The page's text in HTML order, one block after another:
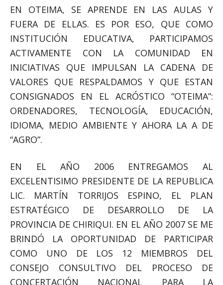
EN OTEIMA, SE APRENDE EN LAS AULAS Y
FUERA DE ELLAS. ES POR ESO, QUE COMO
INSTITUCIÓN EDUCATIVA, PARTICIPAMOS
ACTIVAMENTE CON LA COMUNIDAD EN
INICIATIVAS QUE IMPULSAN LA CADENA DE
VALORES QUE RESPALDAMOS Y QUE ESTAN
CONSIGNADOS EN EL ACRÓSTICO “OTEIMA”:
ORDENADORES, TECNOLOGÍA, EDUCACIÓN,
IDIOMA, MEDIO AMBIENTE Y AHORA LA A DE
“AGRO”.
EN EL AÑO 2006 ENTREGAMOS AL
EXCELENTISIMO PRESIDENTE DE LA REPUBLICA
LIC. MARTÍN TORRIJOS ESPINO, EL PLAN
ESTRATÉGICO DE DESARROLLO DE LA
PROVINCIA DE CHIRIQUI. EN EL AÑO 2007 SE ME
BRINDÓ LA OPORTUNIDAD DE PARTICIPAR
COMO UNO DE LOS 12 MIEMBROS DEL
CONSEJO CONSULTIVO DEL PROCESO DE
CONCERTACIÓN NACIONAL PARA LA